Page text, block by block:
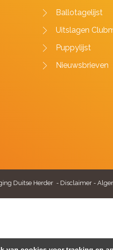
Ballotagelijst
Uitslagen
Puppylijst
Nieuwsbrieven
Duitse Herder - Disclaimer-